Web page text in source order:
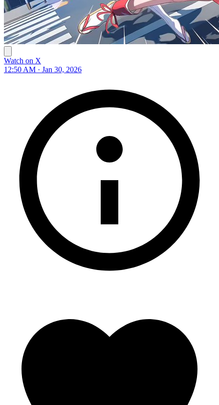
Watch on X
12:50 AM · Jan 30, 2026